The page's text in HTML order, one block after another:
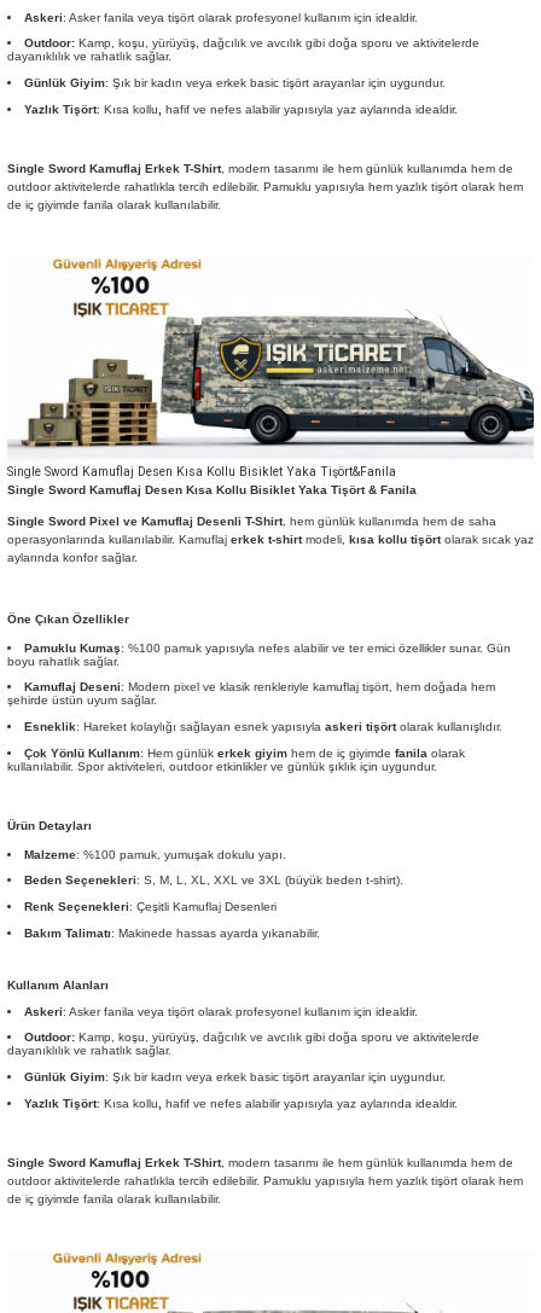
Askeri: Asker fanila veya tişört olarak profesyonel kullanım için idealdir.
Outdoor: Kamp, koşu, yürüyüş, dağcılık ve avcılık gibi doğa sporu ve aktivitelerde
dayanıklılık ve rahatlık sağlar.
Günlük Giyim: Şık bir kadın veya erkek basic tişört arayanlar için uygundur.
Yazlık Tişört: Kısa kollu ,hafif ve nefes alabilir yapısıyla yaz aylarında idealdir.
Single Sword Kamuflaj Erkek T-Shirt, modern tasarımı ile hem günlük kullanımda hem de
outdoor aktivitelerde rahatlıkla tercih edilebilir. Pamuklu yapısıyla hem yazlık tişört olarak hem
de iç giyimde fanila olarak kullanılabilir.
Single Sword Kamuflaj Desen Kısa Kollu Bisiklet Yaka Tişört&Fanila
Single Sword Kamuflaj Desen Kısa Kollu Bisiklet Yaka Tişört & Fanila
Single Sword Pixel ve Kamuflaj Desenli T-Shirt, hem günlük kullanımda hem de saha
operasyonlarında kullanılabilir. Kamuflaj erkek t-shirtmodeli, kısa kollu tişörtolarak sıcak yaz
aylarında konfor sağlar.
Öne Çıkan Özellikler
Pamuklu Kumaş: %100 pamuk yapısıyla nefes alabilir ve ter emici özellikler sunar. Gün
boyu rahatlık sağlar.
Kamuflaj Deseni: Modern pixel ve klasik renkleriyle kamuflaj tişört, hem doğada hem
şehirde üstün uyum sağlar.
Esneklik: Hareket kolaylığı sağlayan esnek yapısıylaaskeri tişörtolarak kullanışlıdır.
Çok Yönlü Kullanım: Hem günlükerkek giyim hem de iç giyimdefanila olarak
kullanılabilir. Spor aktiviteleri, outdoor etkinlikler ve günlük şıklık için uygundur.
Ürün Detayları
Malzeme: %100 pamuk, yumuşak dokulu yapı.
Beden Seçenekleri: S, M, L, XL, XXL ve 3XL (büyük beden t-shirt).
Renk Seçenekleri: Çeşitli Kamuflaj Desenleri
Bakım Talimatı: Makinede hassas ayarda yıkanabilir.
Kullanım Alanları
Askeri: Asker fanila veya tişört olarak profesyonel kullanım için idealdir.
Outdoor: Kamp, koşu, yürüyüş, dağcılık ve avcılık gibi doğa sporu ve aktivitelerde
dayanıklılık ve rahatlık sağlar.
Günlük Giyim: Şık bir kadın veya erkek basic tişört arayanlar için uygundur.
Yazlık Tişört: Kısa kollu ,hafif ve nefes alabilir yapısıyla yaz aylarında idealdir.
Single Sword Kamuflaj Erkek T-Shirt, modern tasarımı ile hem günlük kullanımda hem de
outdoor aktivitelerde rahatlıkla tercih edilebilir. Pamuklu yapısıyla hem yazlık tişört olarak hem
de iç giyimde fanila olarak kullanılabilir.